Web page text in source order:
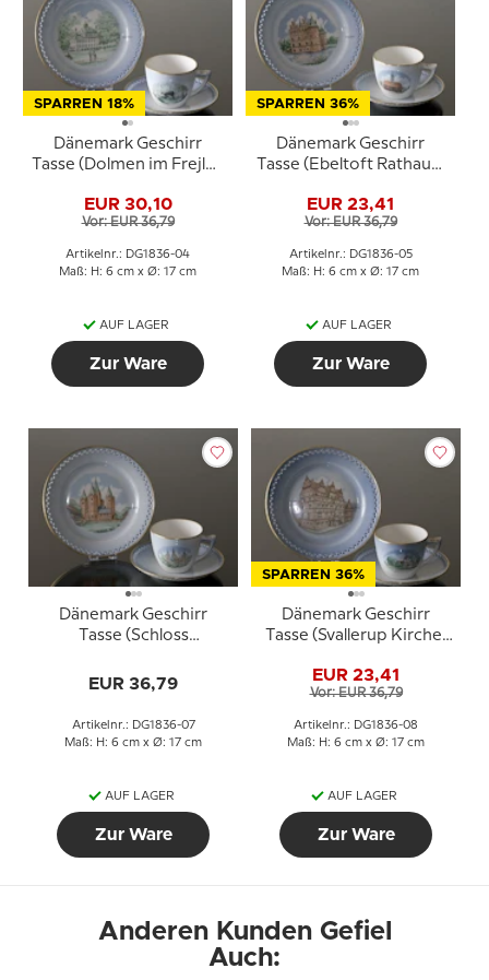
SPARREN 18%
Dänemark Geschirr
Tasse (Dolmen im Frejlev
Fredensborg), Bing &
Gröndahl
EUR 30,10
Vor: EUR 36,79
Artikelnr.: DG1836-04
Maß: H: 6 cm x Ø: 17 cm
AUF LAGER
Zur Ware
SPARREN 36%
Dänemark Geschirr
Tasse (Ebeltoft Rathaus)
Egeskov), Bing &
Gröndahl
EUR 23,41
Vor: EUR 36,79
Artikelnr.: DG1836-05
Maß: H: 6 cm x Ø: 17 cm
AUF LAGER
Zur Ware
Dänemark Geschirr
Tasse (Schloss
(Dom zu Kalundborg),
EUR 36,79
Artikelnr.: DG1836-07
Maß: H: 6 cm x Ø: 17 cm
AUF LAGER
Zur Ware
SPARREN 36%
Dänemark Geschirr
Tasse (Svallerup Kirche)
Steinhaus), Bing &
Gröndahl
EUR 23,41
Vor: EUR 36,79
Artikelnr.: DG1836-08
Maß: H: 6 cm x Ø: 17 cm
AUF LAGER
Zur Ware
Anderen Kunden Gefiel
Auch: